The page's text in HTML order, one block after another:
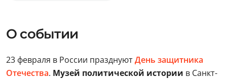
О событии
23 февраля в России празднуютДень защитника
Отечества. Музей политической истории в Санкт-